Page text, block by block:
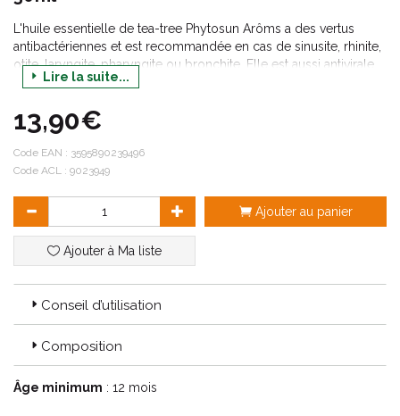
L'huile essentielle de tea-tree Phytosun Arôms a des vertus
antibactériennes et est recommandée en cas de sinusite, rhinite,
otite, laryngite, pharyngite ou bronchite. Elle est aussi antivirale
et immunostimulante et est efficace en cas de grippe, pour
lutter contre les mycoses et elle aide aussi à conserver tonus et
vitalité.
Lire la suite...
13,90€
Code EAN : 3595890239496
Code ACL : 9023949
Ajouter au panier
Ajouter à Ma liste
Conseil d’utilisation
Composition
Âge minimum : 12 mois